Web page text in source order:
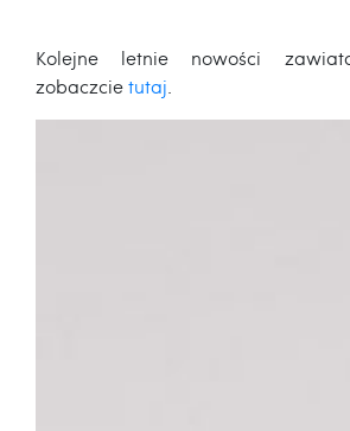
Kolejne letnie nowości
zobaczcietutaj